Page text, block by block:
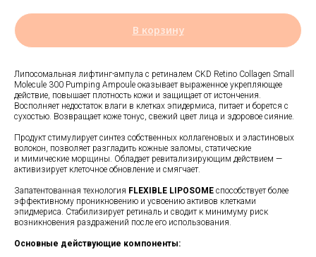
В корзину
Липосомальная лифтинг-ампула с ретиналем CKD Retino Collagen Small
Molecule 300 Pumping Ampoule оказывает выраженное укрепляющее
действие, повышает плотность кожи и защищает от истончения.
Восполняет недостаток влаги в клетках эпидермиса, питает и борется с
сухостью. Возвращает коже тонус, свежий цвет лица и здоровое сияние.
Продукт стимулирует синтез собственных коллагеновых и эластиновых
волокон, позволяет разгладить кожные заломы, статические
и мимические морщины. Обладает ревитализирующим действием —
активизирует клеточное обновление и смягчает.
Запатентованная технология FLEXIBLE LIPOSOME способствует более
эффективному проникновению и усвоению активов клетками
эпидмериса. Стабилизирует ретиналь и сводит к минимуму риск
возникновения раздражений после его использования.
Основные действующие компоненты: